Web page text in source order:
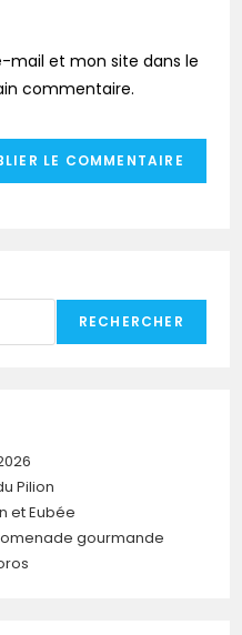
mail et mon site dans le
commentaire.
RECHERCHER
Pilion
et Eubée
gourmande